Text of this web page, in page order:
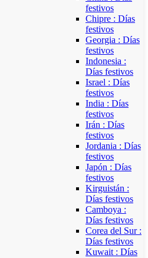
festivos
Chipre : Días
festivos
Georgia : Días
festivos
Indonesia :
Días festivos
Israel : Días
festivos
India : Días
festivos
Irán : Días
festivos
Jordania : Días
festivos
Japón : Días
festivos
Kirguistán :
Días festivos
Camboya :
Días festivos
Corea del Sur :
Días festivos
Kuwait : Días